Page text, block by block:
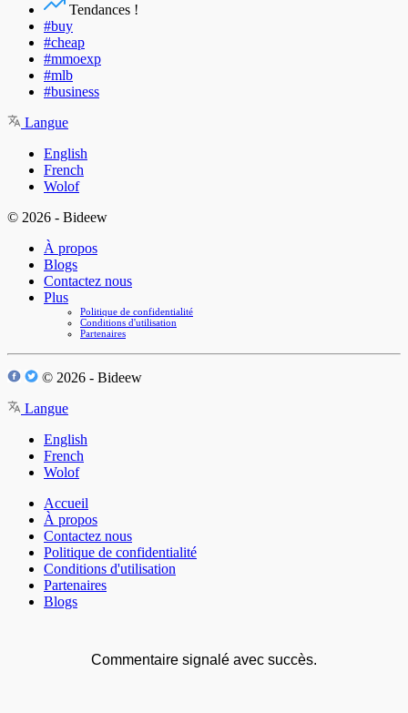
Tendances !
#buy
#cheap
#mmoexp
#mlb
#business
Langue
English
French
Wolof
© 2026 - Bideew
À propos
Blogs
Contactez nous
Plus
Politique de confidentialité
Conditions d'utilisation
Partenaires
© 2026 - Bideew
Langue
English
French
Wolof
Accueil
À propos
Contactez nous
Politique de confidentialité
Conditions d'utilisation
Partenaires
Blogs
Commentaire signalé avec succès.